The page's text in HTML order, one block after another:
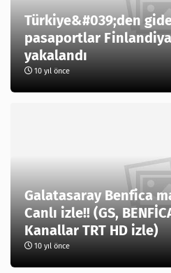
Türkiye&#039;den
pasaportlar
yakalandı
10 yıl önce
Galatasaray Benfica
Canlı izle!! (GS,
Kanallar TRT HD izle)
10 yıl önce